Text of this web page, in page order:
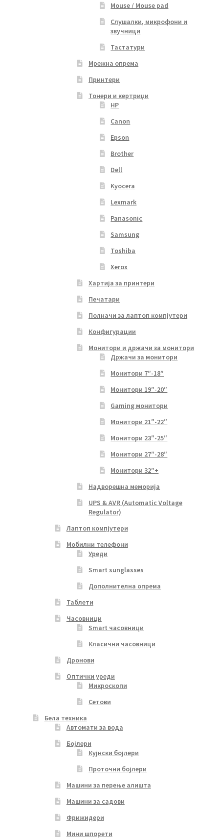
Mouse / Mouse pad
Слушалки, микрофони и
звучници
Тастатури
Мрежна опрема
Принтери
Тонери и кертриџи
HP
Canon
Epson
Brother
Dell
Kyocera
Lexmark
Panasonic
Samsung
Toshiba
Xerox
Хартија за принтери
Печатари
Полначи за лаптоп компјутери
Конфигурации
Монитори и држачи за монитори
Држачи за монитори
Монитори 7″-18″
Монитори 19″-20″
Gaming монитори
Монитори 21″-22″
Монитори 23″-25″
Монитори 27″-28″
Монитори 32″+
Надворешна меморија
UPS & AVR (Automatic Voltage
Regulator)
Лаптоп компјутери
Мобилни телефони
Уреди
Smart sunglasses
Дополнителна опрема
Таблети
Часовници
Smart часовници
Класични часовници
Дронови
Оптички уреди
Микроскопи
Сетови
Бела техника
Автомати за вода
Бојлери
Кујнски бојлери
Проточни бојлери
Машини за перење алишта
Машини за садови
Фрижидери
Мини шпорети